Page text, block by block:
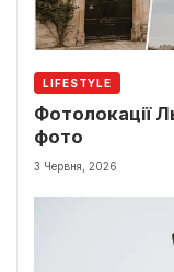
LIFESTYLE
Фотолокації
фото
3 Червня, 2026